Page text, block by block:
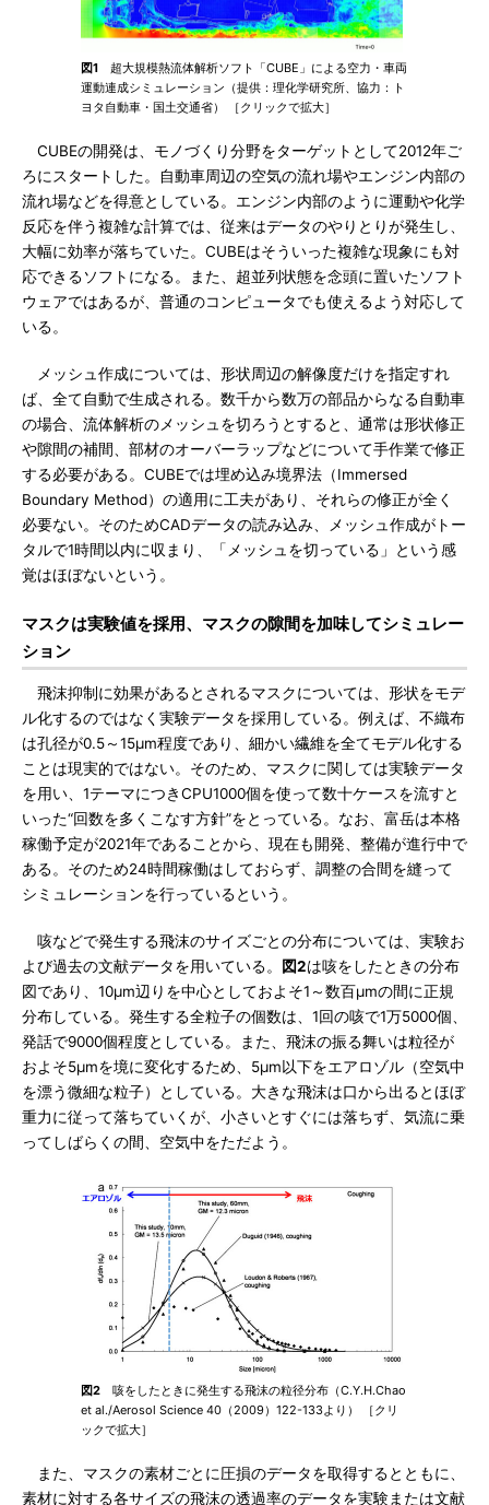
図1 超大規模熱流体解析ソフト「CUBE」による空力・車両
運動連成シミュレーション（提供：理化学研究所、協力：ト
ヨタ自動車・国土交通省） ［クリックで拡大］
CUBEの開発は、モノづくり分野をターゲットとして2012年ご
ろにスタートした。自動車周辺の空気の流れ場やエンジン内部の
流れ場などを得意としている。エンジン内部のように運動や化学
反応を伴う複雑な計算では、従来はデータのやりとりが発生し、
大幅に効率が落ちていた。CUBEはそういった複雑な現象にも対
応できるソフトになる。また、超並列状態を念頭に置いたソフト
ウェアではあるが、普通のコンピュータでも使えるよう対応して
いる。
メッシュ作成については、形状周辺の解像度だけを指定すれ
ば、全て自動で生成される。数千から数万の部品からなる自動車
の場合、流体解析のメッシュを切ろうとすると、通常は形状修正
や隙間の補間、部材のオーバーラップなどについて手作業で修正
する必要がある。CUBEでは埋め込み境界法（Immersed
Boundary Method）の適用に工夫があり、それらの修正が全く
必要ない。そのためCADデータの読み込み、メッシュ作成がトー
タルで1時間以内に収まり、「メッシュを切っている」という感
覚はほぼないという。
マスクは実験値を採用、マスクの隙間を加味してシミュレー
ション
飛沫抑制に効果があるとされるマスクについては、形状をモデ
ル化するのではなく実験データを採用している。例えば、不織布
は孔径が0.5～15μm程度であり、細かい繊維を全てモデル化する
ことは現実的ではない。そのため、マスクに関しては実験データ
を用い、1テーマにつきCPU1000個を使って数十ケースを流すと
いった“回数を多くこなす方針”をとっている。なお、富岳は本格
稼働予定が2021年であることから、現在も開発、整備が進行中で
ある。そのため24時間稼働はしておらず、調整の合間を縫って
シミュレーションを行っているという。
咳などで発生する飛沫のサイズごとの分布については、実験お
よび過去の文献データを用いている。
図2は咳をしたときの分布
図であり、10μm辺りを中心としておよそ1～数百μmの間に正規
分布している。発生する全粒子の個数は、1回の咳で1万5000個、
発話で9000個程度としている。また、飛沫の振る舞いは粒径が
およそ5μmを境に変化するため、5μm以下をエアロゾル（空気中
を漂う微細な粒子）としている。大きな飛沫は口から出るとほぼ
重力に従って落ちていくが、小さいとすぐには落ちず、気流に乗
ってしばらくの間、空気中をただよう。
図2 咳をしたときに発生する飛沫の粒径分布（C.Y.H.Chao
et al./Aerosol Science 40（2009）122-133より） ［クリ
ックで拡大］
また、マスクの素材ごとに圧損のデータを取得するとともに、
素材に対する各サイズの飛沫の透過率のデータを実験または文献